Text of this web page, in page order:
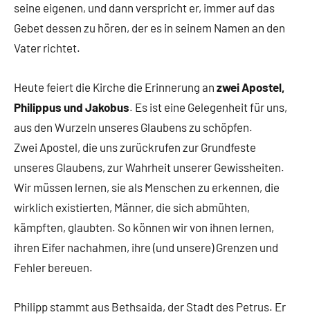
seine eigenen, und dann verspricht er, immer auf das
Gebet dessen zu hören, der es in seinem Namen an den
Vater richtet.
Heute feiert die Kirche die Erinnerung an zwei Apostel,
Philippus und Jakobus. Es ist eine Gelegenheit für uns,
aus den Wurzeln unseres Glaubens zu schöpfen.
Zwei Apostel, die uns zurückrufen zur Grundfeste
unseres Glaubens, zur Wahrheit unserer Gewissheiten.
Wir müssen lernen, sie als Menschen zu erkennen, die
wirklich existierten, Männer, die sich abmühten,
kämpften, glaubten. So können wir von ihnen lernen,
ihren Eifer nachahmen, ihre (und unsere) Grenzen und
Fehler bereuen.
Philipp stammt aus Bethsaida, der Stadt des Petrus. Er